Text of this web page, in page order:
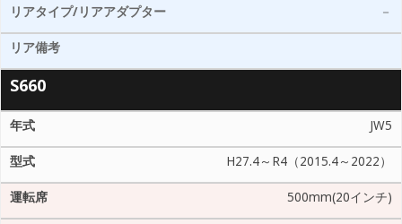
－
S660
JW5
H27.4～R4（2015.4～2022）
500mm(20インチ)